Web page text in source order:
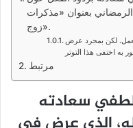
بعنوان «مذكرات
زوج».
لكن بمجرد عرض
مرتبط
لطفي سعادته